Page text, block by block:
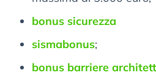
bonus sicurezza
sismabonus;
bonus barriere